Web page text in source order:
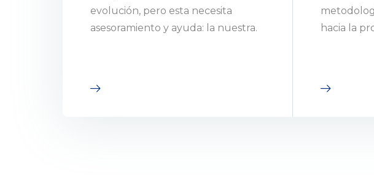
evolución, pero esta necesita
asesoramiento y ayuda: la nuestra.
hacia la